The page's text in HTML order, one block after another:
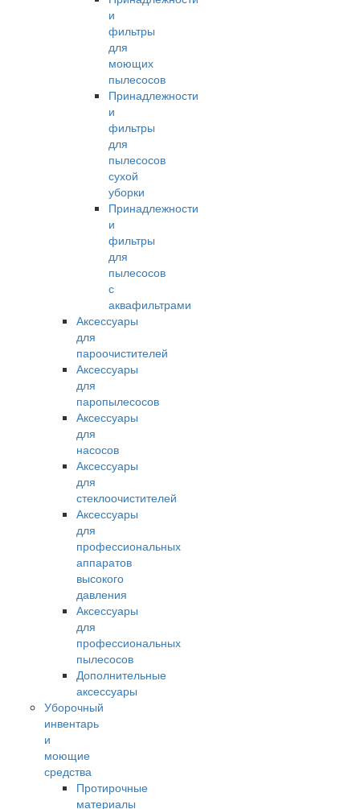
и
фильтры
для
моющих
пылесосов
Принадлежности
и
фильтры
для
пылесосов
сухой
уборки
Принадлежности
и
фильтры
для
пылесосов
с
аквафильтрами
Аксессуары
для
пароочистителей
Аксессуары
для
паропылесосов
Аксессуары
для
насосов
Аксессуары
для
стеклоочистителей
Аксессуары
для
профессиональных
аппаратов
высокого
давления
Аксессуары
для
профессиональных
пылесосов
Дополнительные
аксессуары
Уборочный
инвентарь
и
моющие
средства
Протирочные
материалы